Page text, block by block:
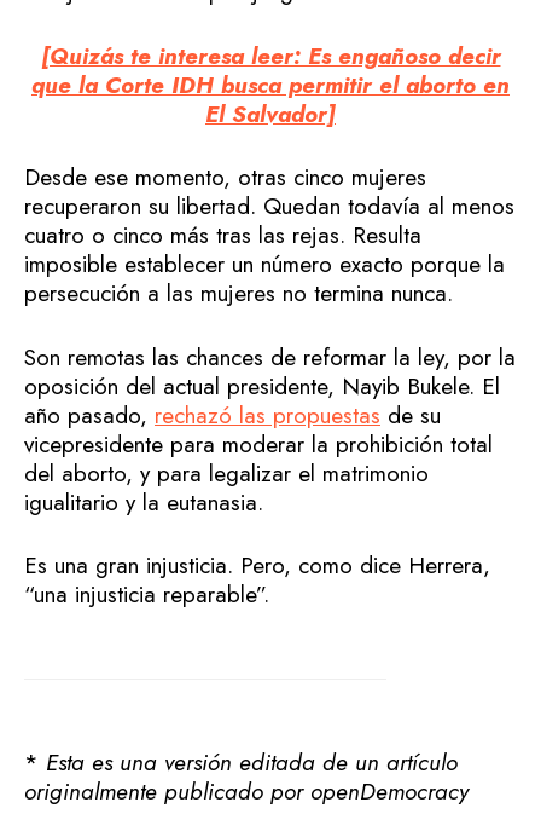
[Quizás te interesa leer: Es engañoso decir
que la Corte IDH busca permitir el aborto en
El Salvador]
Desde ese momento, otras cinco mujeres
recuperaron su libertad. Quedan todavía al menos
cuatro o cinco más tras las rejas. Resulta
imposible establecer un número exacto porque la
persecución a las mujeres no termina nunca.
Son remotas las chances de reformar la ley, por la
oposición del actual presidente, Nayib Bukele. El
año pasado, rechazó las propuestas de su
vicepresidente para moderar la prohibición total
del aborto, y para legalizar el matrimonio
igualitario y la eutanasia.
Es una gran injusticia. Pero, como dice Herrera,
“una injusticia reparable”.
* Esta es una versión editada de un artículo
originalmente publicado por openDemocracy